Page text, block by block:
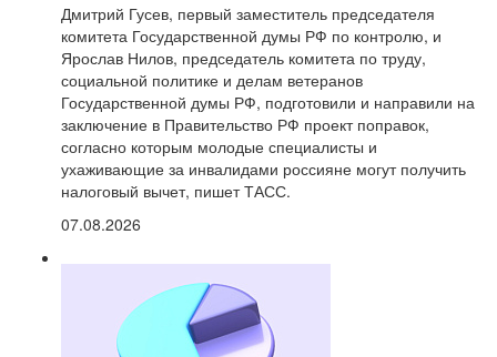
Дмитрий Гусев, первый заместитель председателя
комитета Государственной думы РФ по контролю, и
Ярослав Нилов, председатель комитета по труду,
социальной политике и делам ветеранов
Государственной думы РФ, подготовили и направили на
заключение в Правительство РФ проект поправок,
согласно которым молодые специалисты и
ухаживающие за инвалидами россияне могут получить
налоговый вычет, пишет ТАСС.
07.08.2026